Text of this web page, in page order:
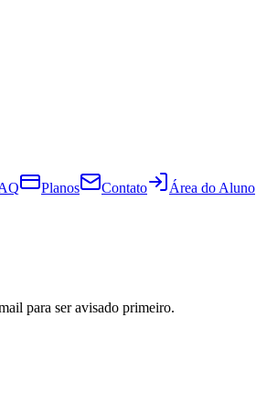
Planos Contato Área do Aluno
para ser avisado primeiro.